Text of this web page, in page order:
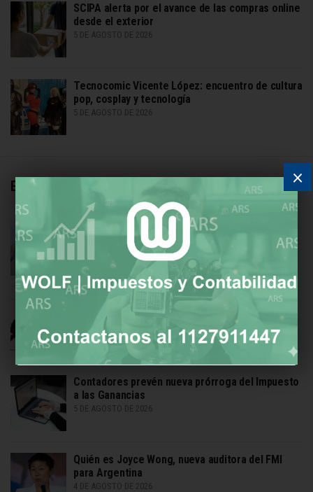
SCIPA alerta por el avance de las compras online
desde el exterior
5 DE AGOSTO DE 2026
Tecnocomic Vicente López: encuentro de cultura
pop, cosplay y tecnología
5 DE AGOSTO DE 2026
Economía
UIA reivindica a Enrique Shaw tras la visita de
León XIV
5 DE AGOSTO DE 2026
Impacto de la IA en el empleo en EEUU
5 DE AGOSTO DE 2026
Contadores prevén nueva prórroga del Impuesto
a las Ganancias
5 DE AGOSTO DE 2026
Quién es Joyce Wong, nueva auditora del FMI
para Argentina
4 DE AGOSTO DE 2026
×